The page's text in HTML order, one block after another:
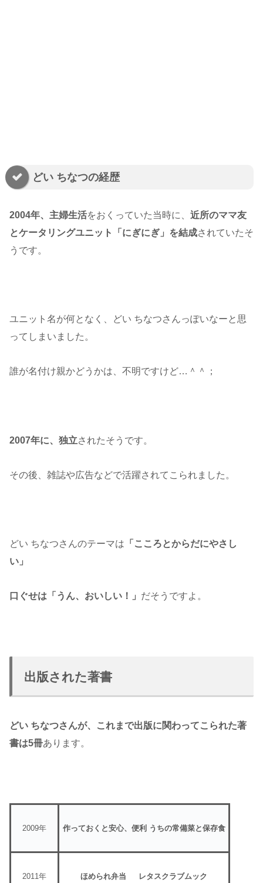
どい ちなつの経歴
2004年、主婦生活をおくっていた当時に、 近所のママ友
とケータリングユニット「にぎにぎ」を結成されていたそ
うです。
ユニット名が何となく、どい ちなつさんっぽいなーと思
ってしまいました。
誰が名付け親かどうかは、不明ですけど…＾＾；
2007年に、独立されたそうです。
その後、雑誌や広告などで活躍されてこられました。
どい ちなつさんのテーマは 「こころとからだにやさし
い」
口ぐせは「うん、おいしい！」 だそうですよ。
出版された著書
どい ちなつさんが、これまで出版に関わってこられた著
書は5冊あります。
2009年 作っておくと安心、便利 うちの常備菜と保存食
2011年 ほめられ弁当 レタスクラブムック